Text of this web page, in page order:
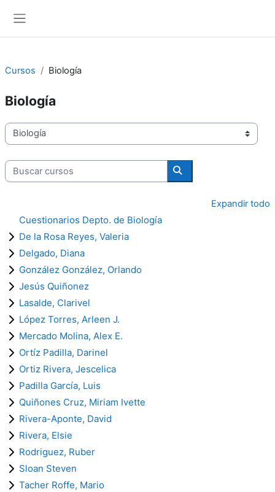
Cursos Biología
Biología
Categorías
Buscar cursos
Buscar cursos
Expandir todo
Cuestionarios Depto. de Biología
De la Rosa Reyes, Valeria
Delgado, Diana
González González, Orlando
Jesús Quiñonez
Lasalde, Clarivel
López Torres, Arleen J.
Mercado Molina, Alex E.
Ortíz Padilla, Darinel
Ortiz Rivera, Jescelica
Padilla García, Luis
Quiñones Cruz, Miriam Ivette
Rivera-Aponte, David
Rivera, Elsie
Rodriguez, Ruber
Sloan Steven
Tacher Roffe, Mario